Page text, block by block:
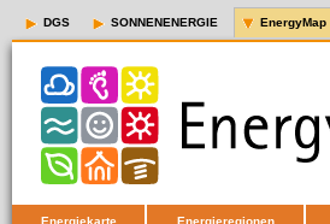
DGS SONNENENERGIE EnergyMap
Energiekarte Energieregionen